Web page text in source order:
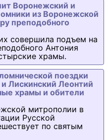
Воронежский и
из Воронежской
преподобного
совершила подъем на
Антония
храмы.
поездки
Лискинский Леонтий
храмы и обители
митрополии в
Русской
по святым